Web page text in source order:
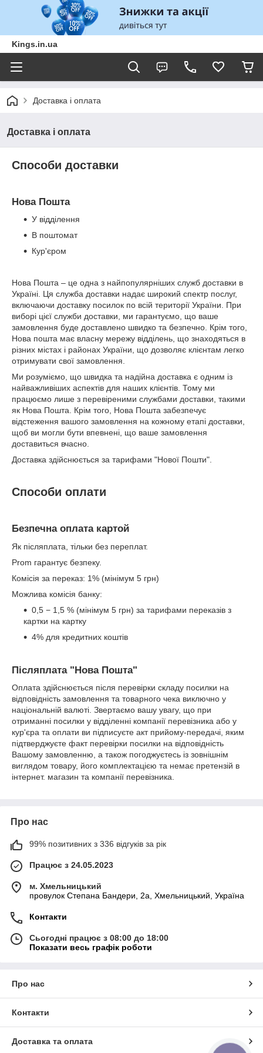
Kings.in.ua
Доставка і оплата
Доставка і оплата
Способи доставки
Нова Пошта
У відділення
В поштомат
Кур'єром
Нова Пошта – це одна з найпопулярніших служб доставки в
Україні. Ця служба доставки надає широкий спектр послуг,
включаючи доставку посилок по всій території України. При
виборі цієї служби доставки, ми гарантуємо, що ваше
замовлення буде доставлено швидко та безпечно. Крім того,
Нова пошта має власну мережу відділень, що знаходяться в
різних містах і районах України, що дозволяє клієнтам легко
отримувати свої замовлення.
Ми розуміємо, що швидка та надійна доставка є одним із
найважливіших аспектів для наших клієнтів. Тому ми
працюємо лише з перевіреними службами доставки, такими
як Нова Пошта. Крім того, Нова Пошта забезпечує
відстеження вашого замовлення на кожному етапі доставки,
щоб ви могли бути впевнені, що ваше замовлення
доставиться вчасно.
Доставка здійснюється за тарифами "Нової Пошти".
Способи оплати
Безпечна оплата картой
Як післяплата, тільки без переплат.
Prom гарантує безпеку.
Комісія за переказ: 1% (мінімум 5 грн)
Можлива комісія банку:
0,5 − 1,5 % (мінімум 5 грн) за тарифами переказів з
картки на картку
4% для кредитних коштів
Післяплата "Нова Пошта"
Оплата здійснюється після перевірки складу посилки на
відповідність замовлення та товарного чека виключно у
національній валюті. Звертаємо вашу увагу, що при
отриманні посилки у відділенні компанії перевізника або у
кур'єра та оплати ви підписуєте акт прийому-передачі, яким
підтверджуєте факт перевірки посилки на відповідність
Вашому замовленню, а також погоджуєтесь із зовнішнім
виглядом товару, його комплектацією та немає претензій в
інтернет. магазин та компанії перевізника.
Про нас
99% позитивних з 336 відгуків за рік
Працює з 24.05.2023
м. Хмельницький
провулок Степана Бандери, 2a, Хмельницький, Україна
Контакти
Сьогодні працює з 08:00 до 18:00
Показати весь графік роботи
Про нас
Контакти
Доставка та оплата